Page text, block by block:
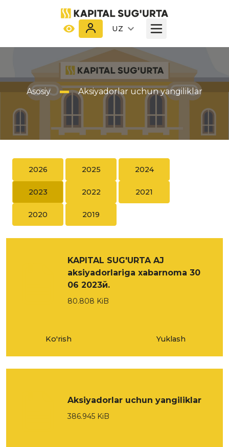
UZ
Asosiy Aksiyadorlar uchun yangiliklar
2026 2025 2024
2023 2022 2021
2020 2019
KAPITAL SUG'URTA AJ
aksiyadorlarigа xabarnoma 30
06 2023й.
80.808 KiB
Ko'rish Yuklash
Aksiyadorlar uchun yangiliklar
386.945 KiB